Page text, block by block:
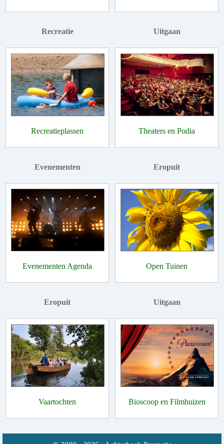
Recreatie
Recreatieplassen
Uitgaan
Theaters en Podia
Evenementen
Evenementen Agenda
Eropuit
Open Tuinen
Eropuit
Vaartochten
Uitgaan
Bioscoop en Filmhuizen